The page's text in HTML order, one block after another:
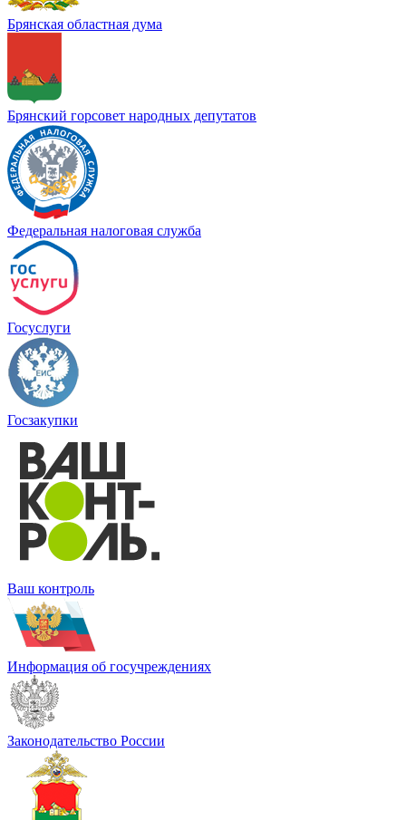
Брянская областная дума
Брянский горсовет народных депутатов
Федеральная налоговая служба
Госуслуги
Госзакупки
Ваш контроль
Информация об госучреждениях
Законодательство России